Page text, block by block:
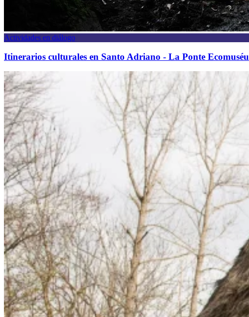
Actividades en diálogo
Itinerarios culturales en Santo Adriano - La Ponte Ecomuséu